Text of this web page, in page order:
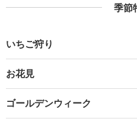
季節
いちご狩り
お花見
ゴールデンウィーク